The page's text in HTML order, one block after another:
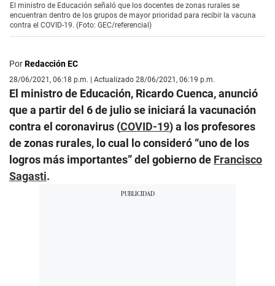
El ministro de Educación señaló que los docentes de zonas rurales se
encuentran dentro de los grupos de mayor prioridad para recibir la vacuna
contra el COVID-19. (Foto: GEC/referencial)
PorRedacción EC
28/06/2021, 06:18 p.m. | Actualizado 28/06/2021, 06:19 p.m.
El ministro de Educación, Ricardo Cuenca, anunció
que a partir del 6 de julio se iniciará la vacunación
contra el coronavirus (COVID-19) a los profesores
de zonas rurales, lo cual lo consideró “uno de los
logros más importantes” del gobierno de Francisco
Sagasti.